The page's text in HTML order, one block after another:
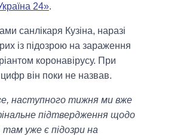
24».
санлікаря Кузіна, наразі
із підозрою на зараження
коронавірусу. При
він поки не назвав.
наступного тижня ми вже
підтвердження щодо
там уже є підозри на